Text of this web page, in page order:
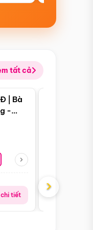
tất cả
nổi bật
| Bà
-
tiết
Giá từ:
›